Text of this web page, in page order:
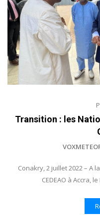
Transition : les
Conakry, 2 juillet 2022 – A
CEDEAO à Accra,